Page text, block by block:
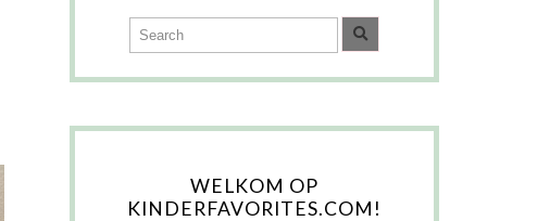
WELKOM OP
KINDERFAVORITES.COM!